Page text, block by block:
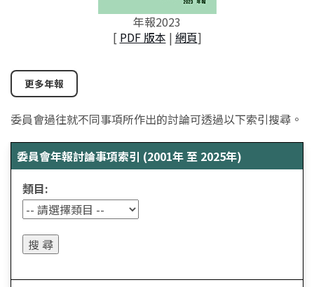
年報2023
[ PDF 版本 | 網頁]
更多年報
委員會過往就不同事項所作出的討論可透過以下索引搜尋。
委員會年報討論事項索引 (2001年 至 2025年)
類目: